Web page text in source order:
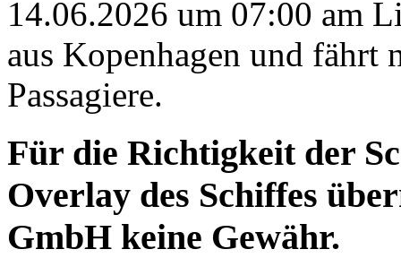
14.06.2026 um 07:00 am
aus Kopenhagen und fährt
Passagiere.
Für die Richtigkeit der
Overlay des Schiffes
GmbH keine Gewähr.